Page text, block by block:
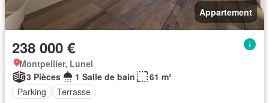
Appartement
238 000 €
Montpellier, Lunel
3 Pièces
1 Salle de bain
61 m²
Parking
Terrasse